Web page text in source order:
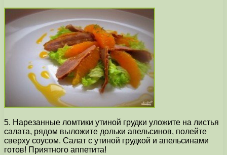
5. Нарезанные ломтики утиной грудки уложите на листья
салата, рядом выложите дольки апельсинов, полейте
сверху соусом. Салат с утиной грудкой и апельсинами
готов! Приятного аппетита!